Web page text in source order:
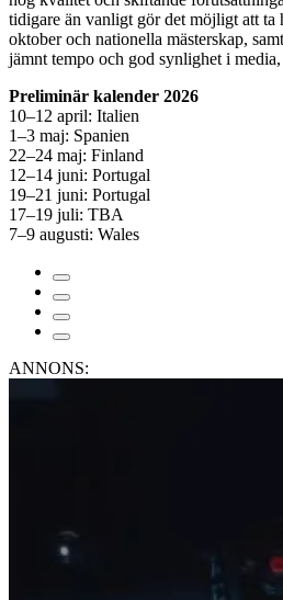
tidigare än vanligt gör det möjligt att ta
oktober och nationella mästerskap,
jämnt tempo och god synlighet i media,
Preliminär kalender 2026
10–12 april: Italien
1–3 maj: Spanien
22–24 maj: Finland
12–14 juni: Portugal
19–21 juni: Portugal
17–19 juli: TBA
7–9 augusti: Wales
ANNONS: